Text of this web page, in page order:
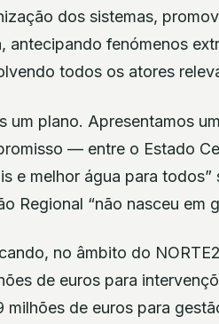
dos sistemas,
antecipando fenómenos
todos os atores
um plano. Apresentamos
— entre o Estado
e melhor água para
Regional “não nasceu em
no âmbito do
de euros para
milhões de euros para